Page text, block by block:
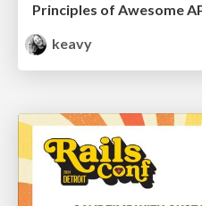
keavy